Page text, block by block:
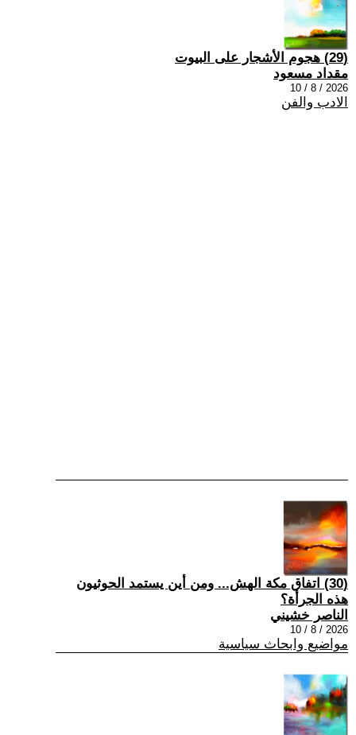
(29) هجوم الأشجار على البيوت
مقداد مسعود
2026 / 8 / 10
الادب والفن
(30) اتفاق مكة الهش... ومن أين يستمد الحوثيون
هذه الجرأة؟
الناصر خشيني
2026 / 8 / 10
مواضيع وابحاث سياسية